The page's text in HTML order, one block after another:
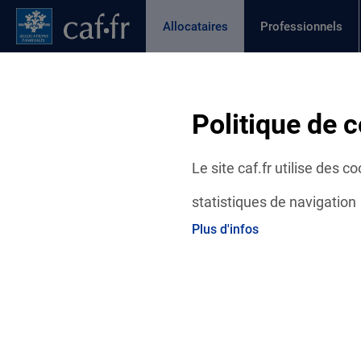
Politique de
Le site caf.fr utilise des
statistiques de navigation
Plus d'infos
Contenu principal
Pied de page
Allocataires
Page active
Professionnels
Actualités départementales